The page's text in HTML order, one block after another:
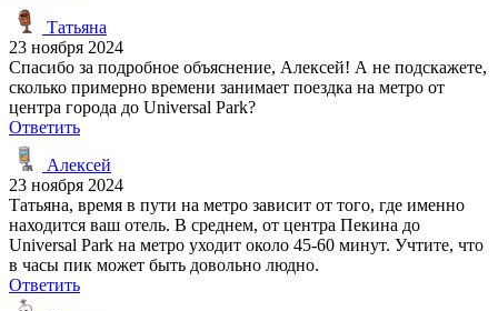
Татьяна
23 ноября 2024
Спасибо за подробное объяснение, Алексей! А не подскажете,
сколько примерно времени занимает поездка на метро от
центра города до Universal Park?
Ответить
Алексей
23 ноября 2024
Татьяна, время в пути на метро зависит от того, где именно
находится ваш отель. В среднем, от центра Пекина до
Universal Park на метро уходит около 45-60 минут. Учтите, что
в часы пик может быть довольно людно.
Ответить